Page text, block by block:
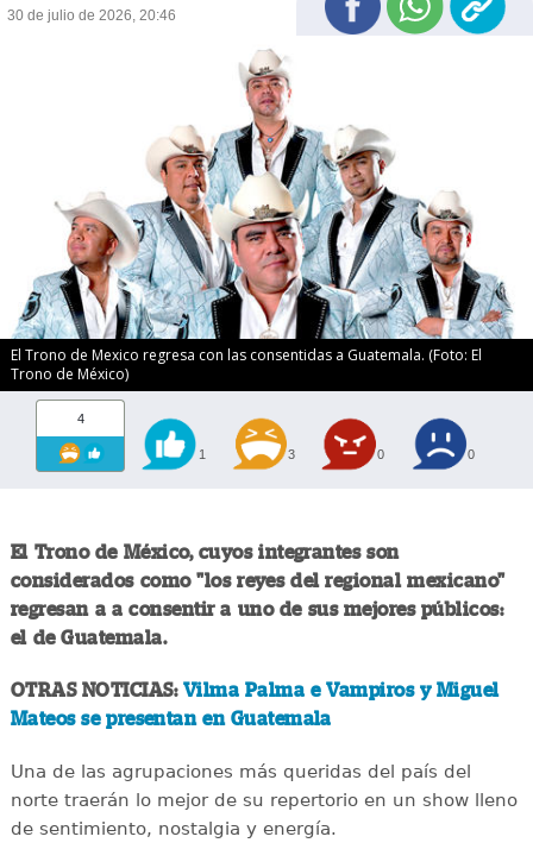
30 de julio de 2026, 20:46
El Trono de Mexico regresa con las consentidas a Guatemala. (Foto: El
Trono de México)
4
1 3 0 0
El Trono de México, cuyos integrantes son
considerados como "los reyes del regional mexicano"
regresan a a consentir a uno de sus mejores públicos:
el de Guatemala.
OTRAS NOTICIAS:Vilma Palma e Vampiros y Miguel
Mateos se presentan en Guatemala
Una de las agrupaciones más queridas del país del
norte traerán lo mejor de su repertorio en un show lleno
de sentimiento, nostalgia y energía.